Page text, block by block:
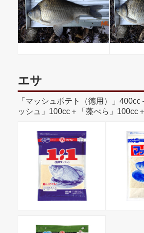
エサ
「マッシュポテト（徳用）」
ッシュ」100cc＋「藻べら」100cc